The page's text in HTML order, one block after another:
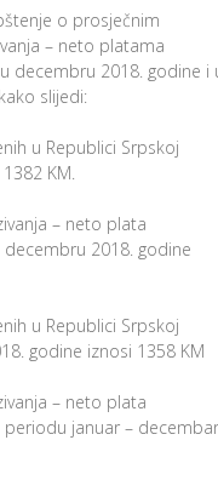
o prosječnim
– neto platama
decembru 2018. godine i
slijedi:
u Republici Srpskoj
KM.
– neto plata
2018. godine
u Republici Srpskoj
godine iznosi 1358 KM
– neto plata
januar – decembar